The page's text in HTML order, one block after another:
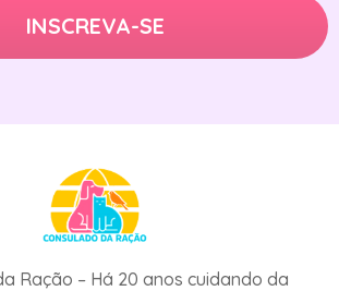
Ração – Há 20 anos cuidando da